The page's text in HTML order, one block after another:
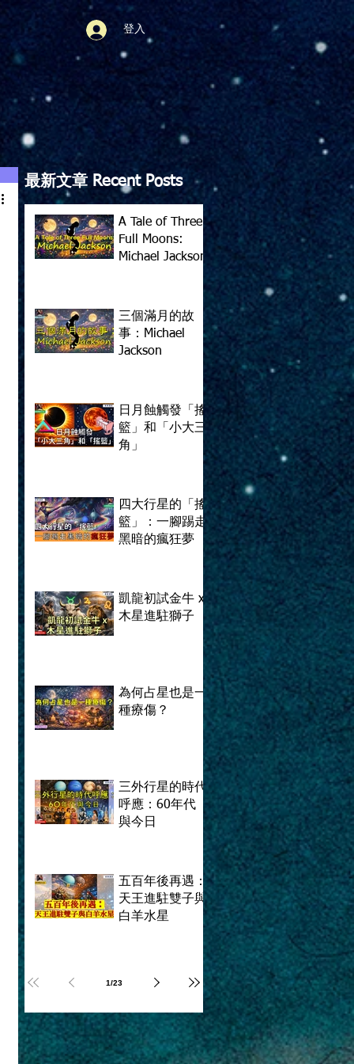
登入
最新文章 Recent Posts
A Tale of Three
Full Moons:
Michael Jackson
三個滿月的故
事：Michael
Jackson
日月蝕觸發「搖
籃」和「小大三
角」
四大行星的「搖
籃」：一腳踢走
黑暗的瘋狂夢
凱龍初試金牛 x
木星進駐獅子
為何占星也是一
種療傷？
三外行星的時代
呼應：60年代
與今日
五百年後再遇：
天王進駐雙子與
白羊水星
1/23